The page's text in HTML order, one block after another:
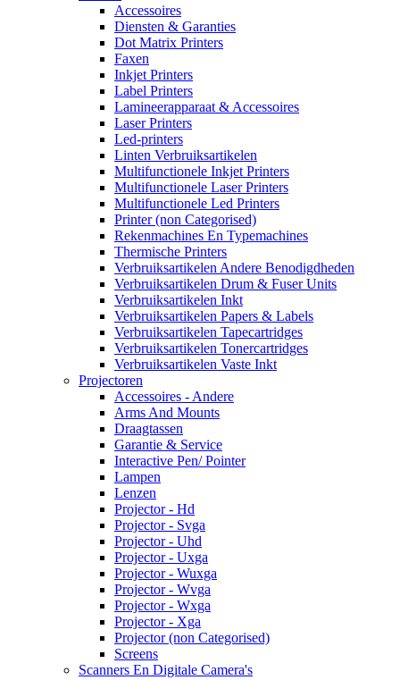
Accessoires
Diensten & Garanties
Dot Matrix Printers
Faxen
Inkjet Printers
Label Printers
Lamineerapparaat & Accessoires
Laser Printers
Led-printers
Linten Verbruiksartikelen
Multifunctionele Inkjet Printers
Multifunctionele Laser Printers
Multifunctionele Led Printers
Printer (non Categorised)
Rekenmachines En Typemachines
Thermische Printers
Verbruiksartikelen Andere Benodigdheden
Verbruiksartikelen Drum & Fuser Units
Verbruiksartikelen Inkt
Verbruiksartikelen Papers & Labels
Verbruiksartikelen Tapecartridges
Verbruiksartikelen Tonercartridges
Verbruiksartikelen Vaste Inkt
Projectoren
Accessoires - Andere
Arms And Mounts
Draagtassen
Garantie & Service
Interactive Pen/ Pointer
Lampen
Lenzen
Projector - Hd
Projector - Svga
Projector - Uhd
Projector - Uxga
Projector - Wuxga
Projector - Wvga
Projector - Wxga
Projector - Xga
Projector (non Categorised)
Screens
Scanners En Digitale Camera's